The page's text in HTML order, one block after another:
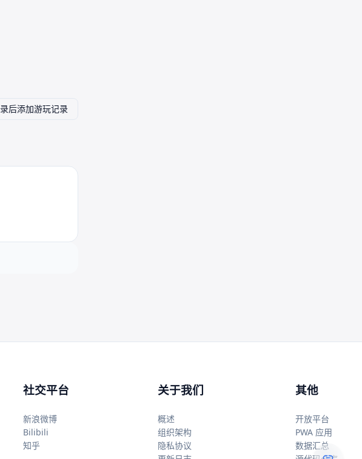
后添加游玩记录
社交平台
新浪微博
Bilibili
知乎
关于我们
概述
组织架构
隐私协议
其他
开放平台
PWA 应用
数据汇总